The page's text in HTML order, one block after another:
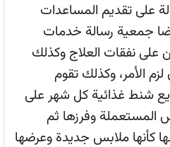
على تقديم المساعدات
جمعية رسالة خدمات
على نفقات العلاج وكذلك
الأمر، وكذلك تقوم
شنط غذائية كل شهر على
المستعملة وفرزها ثم
كأنها ملابس جديدة وعرضها